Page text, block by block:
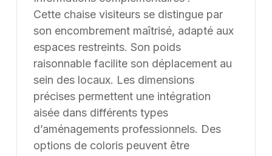
Cette chaise visiteurs se distingue par
son encombrement maîtrisé, adapté aux
espaces restreints. Son poids
raisonnable facilite son déplacement au
sein des locaux. Les dimensions
précises permettent une intégration
aisée dans différents types
d’aménagements professionnels. Des
options de coloris peuvent être